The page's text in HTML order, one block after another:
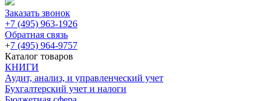
Заказать звонок
+7 (495) 963-1926
Обратная связь
+7 (495) 964-9757
Каталог товаров
КНИГИ
Аудит, анализ, и управленческий учет
Бухгалтерский учет и налоги